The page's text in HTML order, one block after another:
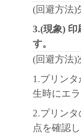
用で
と、
しま
キヤ
よび
に付
失、
任を
ユー
(回避方法)
3.(現象) 印
す。
(回避方法)
1.プリン
生時にエ
2.プリン
点を確認